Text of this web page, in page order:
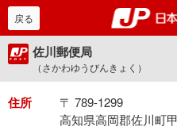
戻る
佐川郵便局
（さかわゆうびんきょく）
住所
〒 789-1299
高知県高岡郡佐川町